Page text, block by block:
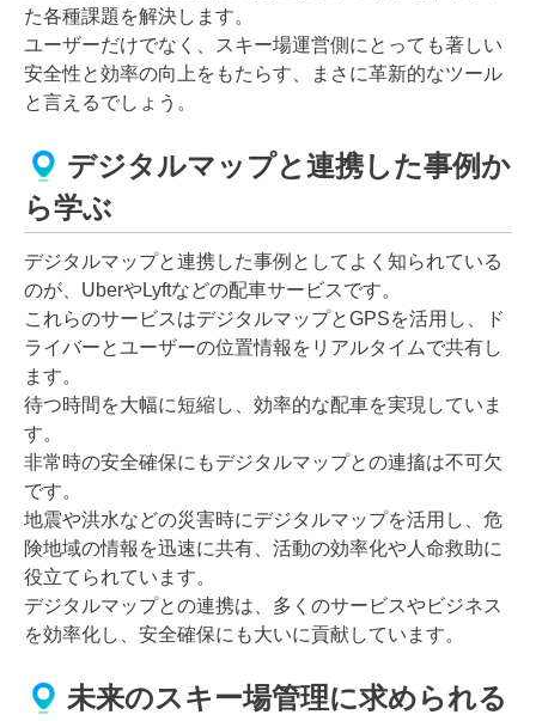
た各種課題を解決します。
ユーザーだけでなく、スキー場運営側にとっても著しい
安全性と効率の向上をもたらす、まさに革新的なツール
と言えるでしょう。
デジタルマップと連携した事例か
ら学ぶ
デジタルマップと連携した事例としてよく知られている
のが、UberやLyftなどの配車サービスです。
これらのサービスはデジタルマップとGPSを活用し、ド
ライバーとユーザーの位置情報をリアルタイムで共有し
ます。
待つ時間を大幅に短縮し、効率的な配車を実現していま
す。
非常時の安全確保にもデジタルマップとの連搐は不可欠
です。
地震や洪水などの災害時にデジタルマップを活用し、危
険地域の情報を迅速に共有、活動の効率化や人命救助に
役立てられています。
デジタルマップとの連携は、多くのサービスやビジネス
を効率化し、安全確保にも大いに貢献しています。
未来のスキー場管理に求められる